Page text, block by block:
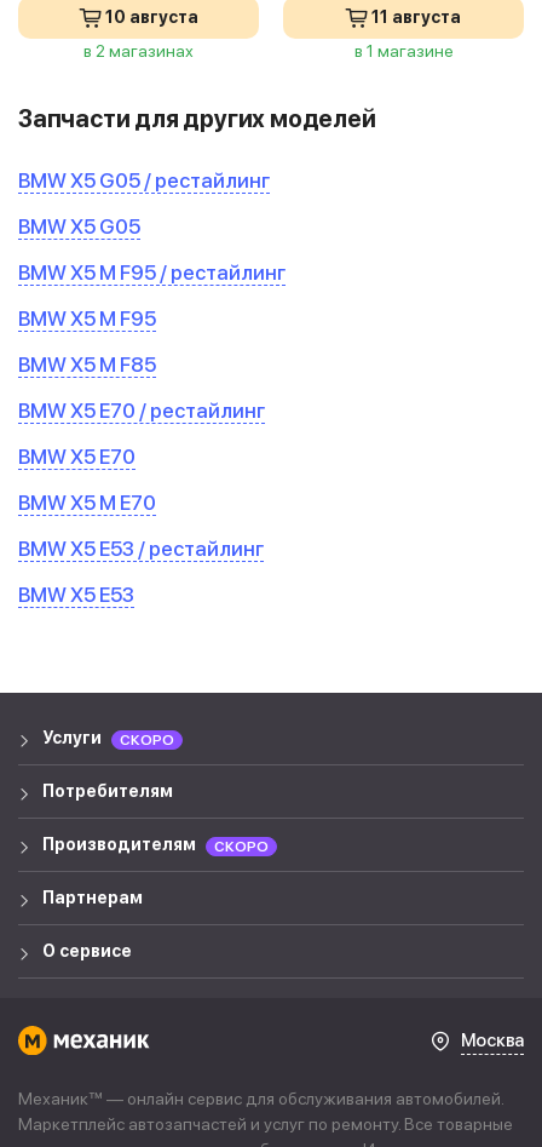
10 августа
в 2 магазинах
11 августа
в 1 магазине
Запчасти для других моделей
BMW X5 G05 / рестайлинг
BMW X5 G05
BMW X5 M F95 / рестайлинг
BMW X5 M F95
BMW X5 M F85
BMW X5 E70 / рестайлинг
BMW X5 E70
BMW X5 М E70
BMW X5 E53 / рестайлинг
BMW X5 E53
Услуги СКОРО
Потребителям
Производителям СКОРО
Партнерам
О сервисе
Москва
Механик™ — онлайн сервис для обслуживания автомобилей.
Маркетплейс автозапчастей и услуг по ремонту. Все товарные